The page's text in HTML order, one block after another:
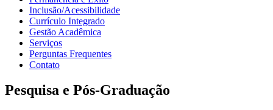
Inclusão/Acessibilidade
Currículo Integrado
Gestão Acadêmica
Serviços
Perguntas Frequentes
Contato
Pesquisa e Pós-Graduação